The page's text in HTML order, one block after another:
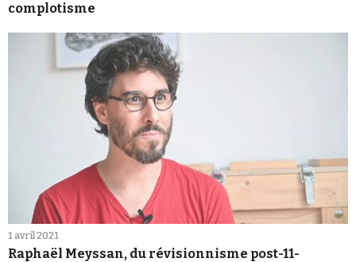
complotisme
1 avril 2021
Raphaël Meyssan, du révisionnisme post-11-